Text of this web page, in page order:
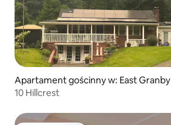
Apartament gościnny w: East Granby
10 Hillcrest